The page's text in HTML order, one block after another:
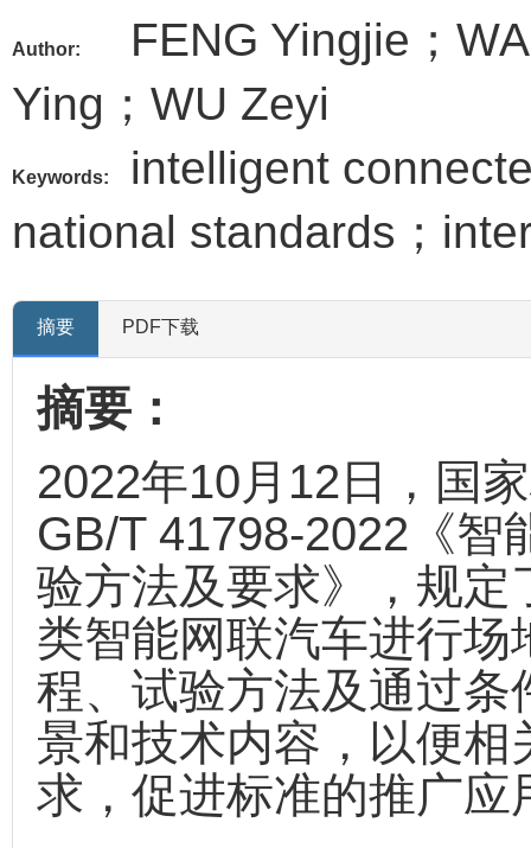
Author:
FENG Yingjie；
Ying；WU Zeyi
Keywords:
intelligent
national standards；
摘要 PDF下载
摘要：
2022年10月12日，国
GB/T 41798-2022《智
验方法及要求》，规
类智能网联汽车进行
程、试验方法及通过
景和技术内容，以便
求，促进标准的推广应